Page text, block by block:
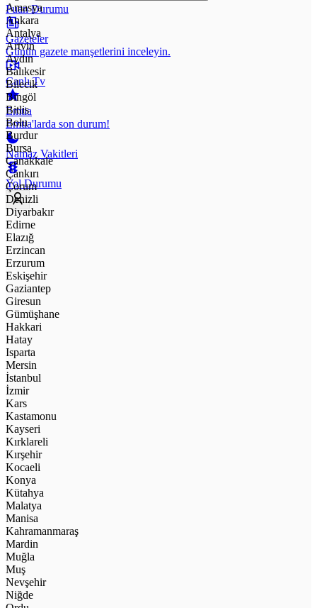
Puan Durumu
Gazeteler
Günün gazete manşetlerini inceleyin.
Canlı Tv
Emtia
Emtia'larda son durum!
Namaz Vakitleri
Yol Durumu
Amasya
Ankara
Antalya
Artvin
Aydın
Balıkesir
Bilecik
Bingöl
Bitlis
Bolu
Burdur
Bursa
Çanakkale
Çankırı
Çorum
Denizli
Diyarbakır
Edirne
Elazığ
Erzincan
Erzurum
Eskişehir
Gaziantep
Giresun
Gümüşhane
Hakkari
Hatay
Isparta
Mersin
İstanbul
İzmir
Kars
Kastamonu
Kayseri
Kırklareli
Kırşehir
Kocaeli
Konya
Kütahya
Malatya
Manisa
Kahramanmaraş
Mardin
Muğla
Muş
Nevşehir
Niğde